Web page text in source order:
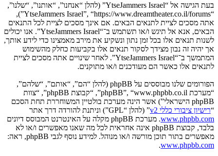
בעת הגישה אל “YtseJammers Israel” (להלן “אנחנו”, “אותנו”, “שלנו”,
“YtseJammers Israel”, “https://www.dreamtheater.co.il/forums”),
אתה מסכים לציית לתנאים הבאים. אם אינך מסכים לציית לכל התנאים
הבאים, אנא אל תיגש ו/או תשתמש ב־“YtseJammers Israel”. אנו יכולים
לשנות תנאים אלו בכל זמן נתון ונשקיע את מירב מאמצינו כדי לידע אותך,
אך יהיה זה נבון מצידך לסקור תנאים אלו בקביעות כחלק מהשימוש
המתמשך ב־“YtseJammers Israel”. לאחר שינויים אתה מסכים לציית
לתנאים אלו כאשר הם מעודכנים ו/או מתוקנים.
הפורומים שלנו מבוססים על phpBB (להלן “הם”, “אותם”, “שלהם”,
“מערכת phpBB”, “www.phpbb.co.il”, “קבוצת phpBB”, “צוות
phpBB הישראלי”) אשר הינה מערכת בולטיין המשוחררת תחת הסכם
“רישיון ציבורי כללי v2
” (להלן “GPL”) וניתנת להורדה דרך אתר
www.phpbb.com
. מערכת phpBB מקלה על האינטרנט המבוסס דיונים
בלבד, קבוצת phpBB אינה אחראית לכל מה שאנו מאפשרים ו/או לא
מאפשרים בתור תוכן מורשה ו/או מנוהל. למידע נוסף לגבי phpBB, ראה:
www.phpbb.com
.